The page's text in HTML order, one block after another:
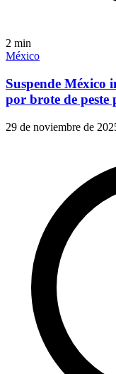
2 min
México
Suspende México
por brote de peste
29 de noviembre de